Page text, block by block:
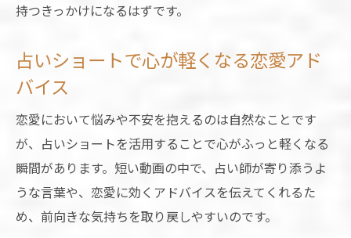
持つきっかけになるはずです。
占いショートで心が軽くなる恋愛アド
バイス
恋愛において悩みや不安を抱えるのは自然なことです
が、占いショートを活用することで心がふっと軽くなる
瞬間があります。短い動画の中で、占い師が寄り添うよ
うな言葉や、恋愛に効くアドバイスを伝えてくれるた
め、前向きな気持ちを取り戻しやすいのです。